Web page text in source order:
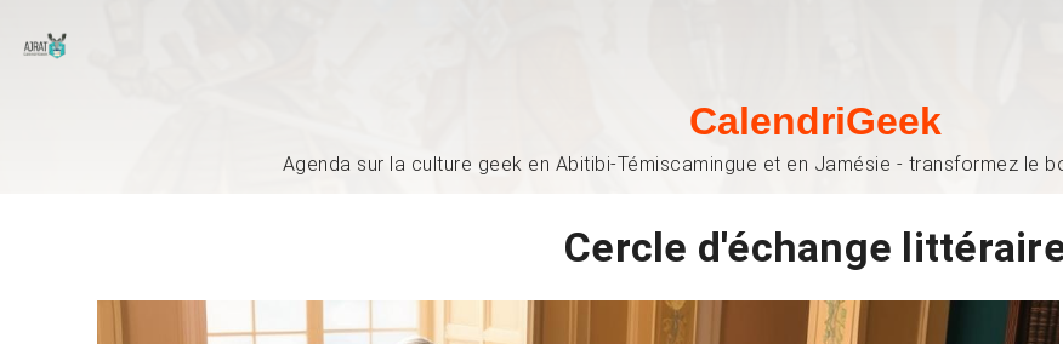
CalendriGeek
Agenda sur la culture geek en Abitibi-Témiscamingue et en Jamésie - transformez le
Cercle d'échange